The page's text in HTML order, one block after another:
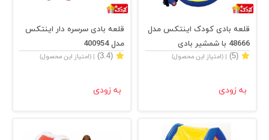
قلعه بادی کودک اینتکس مدل
48666 با شمشیر بادی
(5)
| (امتیاز این محصول)
به زودی
قلعه بادی سرسره دار اینتکس
مدل 400954
(3.4)
| (امتیاز این محصول)
به زودی